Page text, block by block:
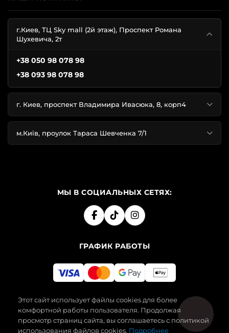
г.Киев, ТЦ Sky mall (2й этаж), Проспект Романа
Шухевича, 2т
+38 050 98 078 98
+38 093 98 078 98
г. Киев, проспект Владимира Ивасюка, 8, корп4
м.Київ, проулок Тараса Шевченка 7/1
МЫ В СОЦИАЛЬНЫХ СЕТЯХ:
ГРАФИК РАБОТЫ
2019-2026 SECRET ANGEL. ВСЕ ПРАВА ЗАЩИЩЕНЫ.
Этот сайт использует файлы cookies для более
комфортной работы пользователя. Продолжая
просмотр страниц сайта, вы соглашаетесь с политикой
использования файлов cookies. Подробнее